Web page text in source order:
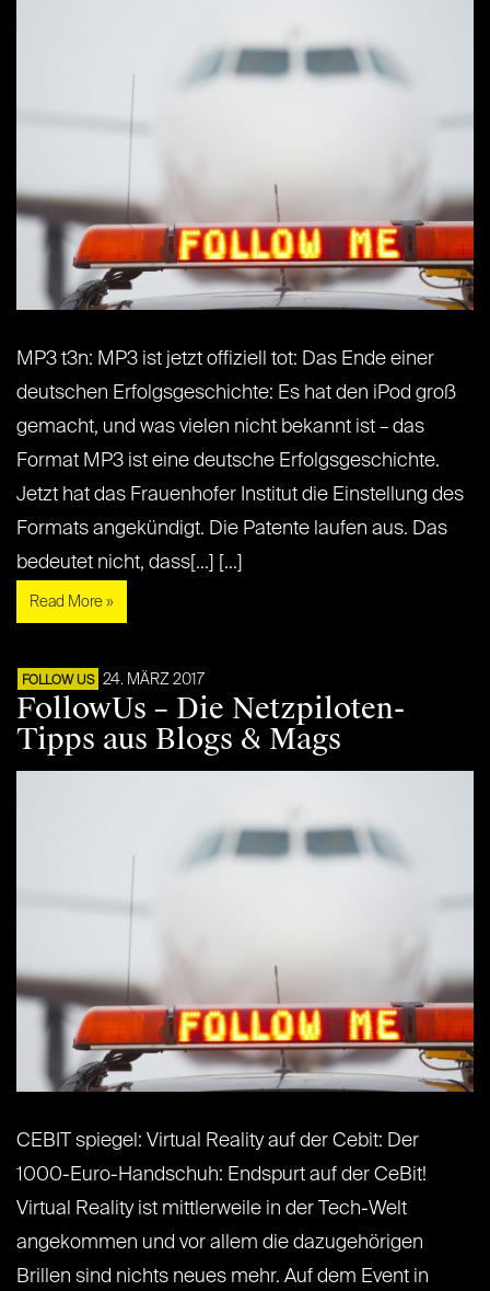
MP3 t3n: MP3 ist jetzt offiziell tot: Das Ende einer
deutschen Erfolgsgeschichte: Es hat den iPod groß
gemacht, und was vielen nicht bekannt ist – das
Format MP3 ist eine deutsche Erfolgsgeschichte.
Jetzt hat das Frauenhofer Institut die Einstellung des
Formats angekündigt. Die Patente laufen aus. Das
bedeutet nicht, dass[...] [...]
Read More »
FOLLOW US 24. MÄRZ 2017
FollowUs – Die Netzpiloten-
Tipps aus Blogs & Mags
CEBIT spiegel: Virtual Reality auf der Cebit: Der
1000-Euro-Handschuh: Endspurt auf der CeBit!
Virtual Reality ist mittlerweile in der Tech-Welt
angekommen und vor allem die dazugehörigen
Brillen sind nichts neues mehr. Auf dem Event in